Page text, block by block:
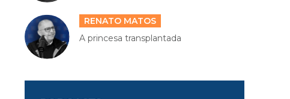
RENATO MATOS
A princesa transplantada